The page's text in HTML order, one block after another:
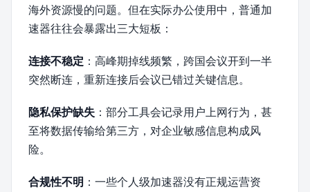
海外资源慢的问题。但在实际办公使用中，普通加
速器往往会暴露出三大短板：
连接不稳定 ：高峰期掉线频繁，跨国会议开到一半
突然断连，重新连接后会议已错过关键信息。
隐私保护缺失 ：部分工具会记录用户上网行为，甚
至将数据传输给第三方，对企业敏感信息构成风
险。
合规性不明 ：一些个人级加速器没有正规运营资